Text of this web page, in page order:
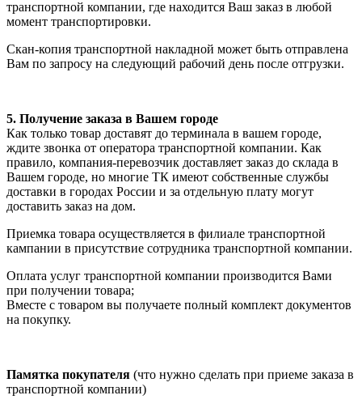
транспортной компании, где находится Ваш заказ в любой
момент транспортировки.
Скан-копия транспортной накладной может быть отправлена
Вам по запросу на следующий рабочий день после отгрузки.
5. Получение заказа в Вашем городе
Как только товар доставят до терминала в вашем городе,
ждите звонка от оператора транспортной компании. Как
правило, компания-перевозчик доставляет заказ до склада в
Вашем городе, но многие ТК имеют собственные службы
доставки в городах России и за отдельную плату могут
доставить заказ на дом.
Приемка товара осуществляется в филиале транспортной
кампании в присутствие сотрудника транспортной компании.
Оплата услуг транспортной компании производится Вами
при получении товара;
Вместе с товаром вы получаете полный комплект документов
на покупку.
Памятка покупателя (что нужно сделать при приеме заказа в
транспортной компании)